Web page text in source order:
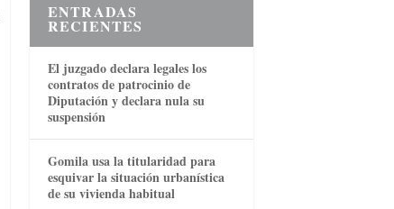
ENTRADAS
RECIENTES
El juzgado declara legales los
contratos de patrocinio de
Diputación y declara nula su
suspensión
Gomila usa la titularidad para
esquivar la situación urbanística
de su vivienda habitual